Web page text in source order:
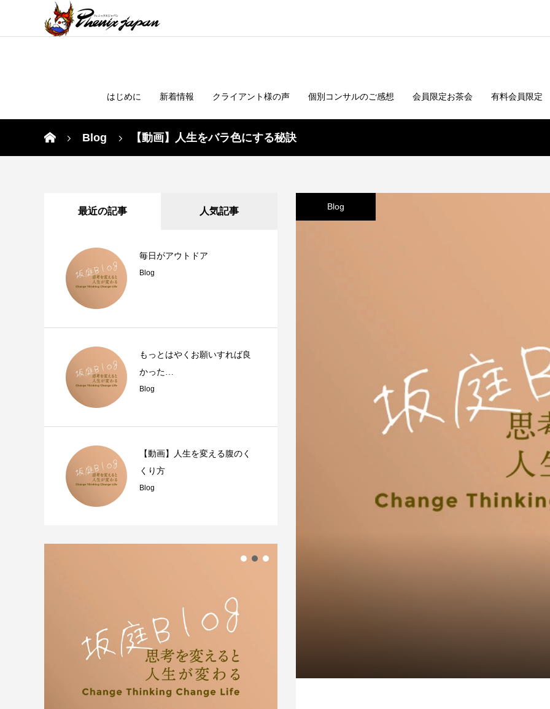
はじめに 新着情報 クライアント様の声 個別コンサルのご感想 会員限定お茶会 有料会員限定
Blog 【動画】人生をバラ色にする秘訣
Blog
最近の記事 人気記事
毎日がアウトドア
Blog
もっとはやくお願いすれば良
かった…
Blog
【動画】人生を変える腹のく
くり方
Blog